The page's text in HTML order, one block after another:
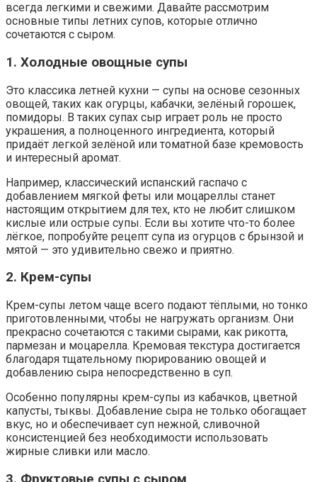
всегда легкими и свежими. Давайте рассмотрим
основные типы летних супов, которые отлично
сочетаются с сыром.
1. Холодные овощные супы
Это классика летней кухни — супы на основе сезонных
овощей, таких как огурцы, кабачки, зелёный горошек,
помидоры. В таких супах сыр играет роль не просто
украшения, а полноценного ингредиента, который
придаёт легкой зелёной или томатной базе кремовость
и интересный аромат.
Например, классический испанский гаспачо с
добавлением мягкой феты или моцареллы станет
настоящим открытием для тех, кто не любит слишком
кислые или острые супы. Если вы хотите что-то более
лёгкое, попробуйте рецепт супа из огурцов с брынзой и
мятой — это удивительно свежо и приятно.
2. Крем-супы
Крем-супы летом чаще всего подают тёплыми, но тонко
приготовленными, чтобы не нагружать организм. Они
прекрасно сочетаются с такими сырами, как рикотта,
пармезан и моцарелла. Кремовая текстура достигается
благодаря тщательному пюрированию овощей и
добавлению сыра непосредственно в суп.
Особенно популярны крем-супы из кабачков, цветной
капусты, тыквы. Добавление сыра не только обогащает
вкус, но и обеспечивает суп нежной, сливочной
консистенцией без необходимости использовать
жирные сливки или масло.